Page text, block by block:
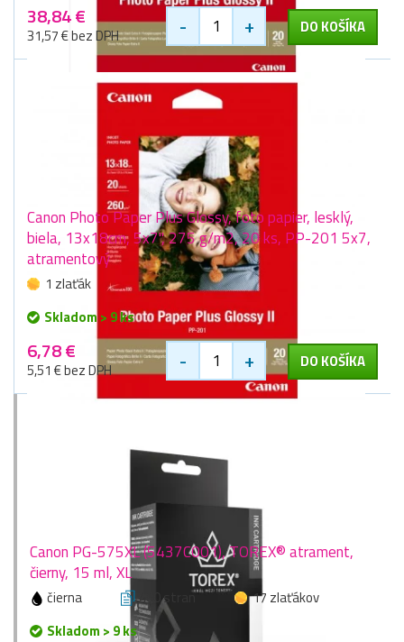
38,84 €
31,57 € bez DPH - + DO KOŠÍKA
Canon Photo Paper Plus Glossy, foto papier, lesklý,
biela, 13x18cm, 5x7", 275 g/m2, 20 ks, PP-201 5x7,
atramentový
1 zlaťák
Skladom > 9 ks
6,78 €
5,51 € bez DPH - + DO KOŠÍKA
Canon PG-575XL (5437C001), TOREX® atrament,
čierny, 15 ml, XL
čierna 400 stran
17 zlaťákov
Skladom > 9 ks